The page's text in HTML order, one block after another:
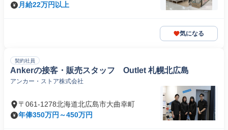
月給22万円以上
気になる
契約社員
Ankerの接客・販売スタッフ Outlet 札幌北広島
アンカー・ストア株式会社
〒061-1278北海道北広島市大曲幸町
年俸350万円～450万円